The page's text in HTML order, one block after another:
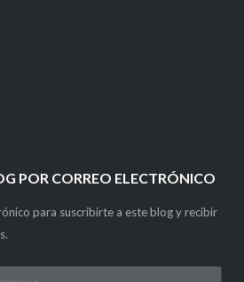
POR CORREO ELECTRÓNICO
para suscribirte a este blog y recibir